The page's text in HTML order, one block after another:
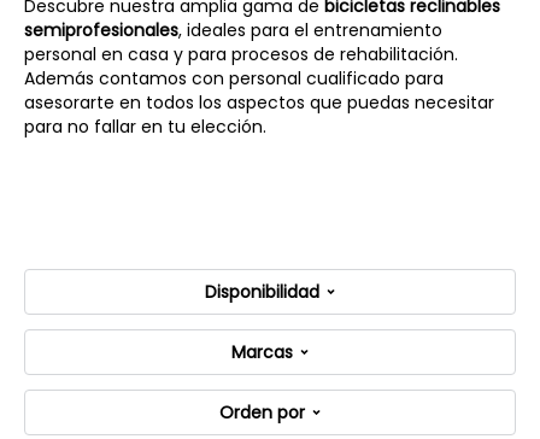
Descubre nuestra amplia gama de bicicletas reclinables
semiprofesionales, ideales para el entrenamiento
personal en casa y para procesos de rehabilitación.
Además contamos con personal cualificado para
asesorarte en todos los aspectos que puedas necesitar
para no fallar en tu elección.
Disponibilidad
Marcas
Orden por